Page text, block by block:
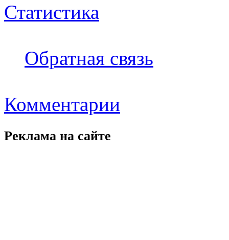
Статистика
Обратная связь
Комментарии
Реклама на сайте